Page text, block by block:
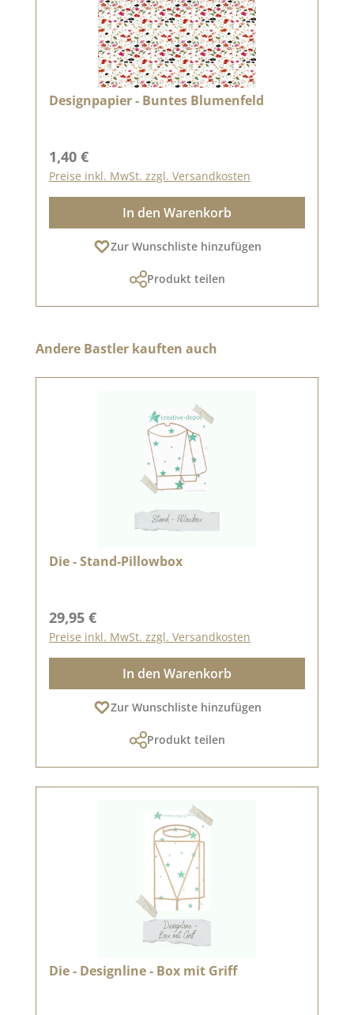
Designpapier - Buntes Blumenfeld
Regulärer Preis:
1,40 €
Preise inkl. MwSt. zzgl. Versandkosten
In den Warenkorb
Zur Wunschliste hinzufügen
Produkt teilen
Produktgalerie überspringen
Andere Bastler kauften auch
Die - Stand-Pillowbox
Regulärer Preis:
29,95 €
Preise inkl. MwSt. zzgl. Versandkosten
In den Warenkorb
Zur Wunschliste hinzufügen
Produkt teilen
Die - Designline - Box mit Griff